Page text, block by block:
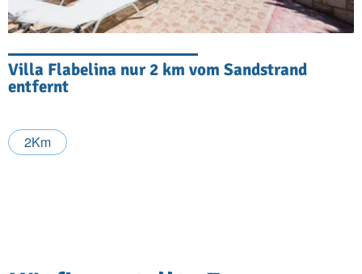
Villa Flabelina nur 2 km vom Sandstrand
entfernt
2Km